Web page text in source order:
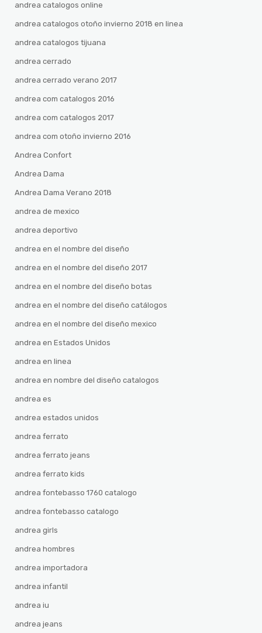
andrea catalogos online
andrea catalogos otoño invierno 2018 en linea
andrea catalogos tijuana
andrea cerrado
andrea cerrado verano 2017
andrea com catalogos 2016
andrea com catalogos 2017
andrea com otoño invierno 2016
Andrea Confort
Andrea Dama
Andrea Dama Verano 2018
andrea de mexico
andrea deportivo
andrea en el nombre del diseño
andrea en el nombre del diseño 2017
andrea en el nombre del diseño botas
andrea en el nombre del diseño catálogos
andrea en el nombre del diseño mexico
andrea en Estados Unidos
andrea en linea
andrea en nombre del diseño catalogos
andrea es
andrea estados unidos
andrea ferrato
andrea ferrato jeans
andrea ferrato kids
andrea fontebasso 1760 catalogo
andrea fontebasso catalogo
andrea girls
andrea hombres
andrea importadora
andrea infantil
andrea iu
andrea jeans